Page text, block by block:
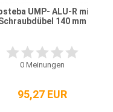
UMP- ALU-R mit
140 mm
0Meinungen
95,27 EUR